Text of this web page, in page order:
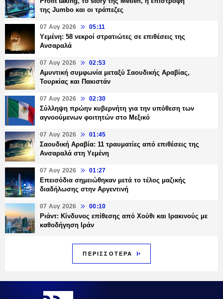
της Jumbo και οι τράπεζες
07 Αυγ 2026 05:11
Υεμένη: 58 νεκροί στρατιώτες σε επιθέσεις της
Ανσαραλά
07 Αυγ 2026 02:53
Αμυντική συμφωνία μεταξύ Σαουδικής Αραβίας,
Τουρκίας και Πακιστάν
07 Αυγ 2026 02:30
Σύλληψη πρώην κυβερνήτη για την υπόθεση των
αγνοούμενων φοιτητών στο Μεξικό
07 Αυγ 2026 01:45
Σαουδική Αραβία: 11 τραυματίες από επιθέσεις της
Ανσαραλά στη Υεμένη
07 Αυγ 2026 01:27
Επεισόδια σημειώθηκαν μετά το τέλος μαζικής
διαδήλωσης στην Αργεντινή
07 Αυγ 2026 00:10
Ριάντ: Κίνδυνος επίθεσης από Χούθι και Ιρακινούς με
καθοδήγηση Ιράν
ΠΕΡΙΣΣΟΤΕΡΑ